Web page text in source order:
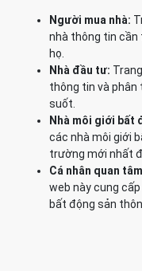
Người mua nhà:
nhà thông tin
họ.
Nhà đầu tư:
thông tin và
suốt.
Nhà môi giới bất
các nhà môi giới
trường mới nhất
Cá nhân quan
web này cung
bất động sản